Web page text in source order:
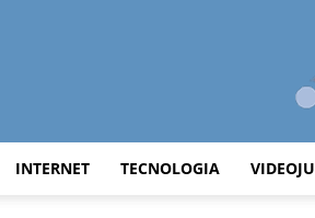
INTERNET TECNOLOGIA